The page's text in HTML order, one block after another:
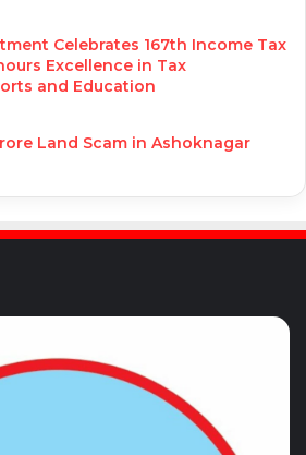
Celebrates 167th Income Tax
Excellence in Tax
and Education
Land Scam in Ashoknagar